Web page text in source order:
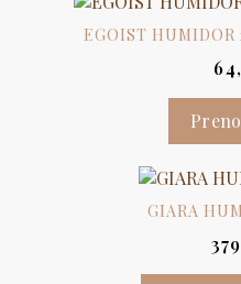
EGOIST
GIARA